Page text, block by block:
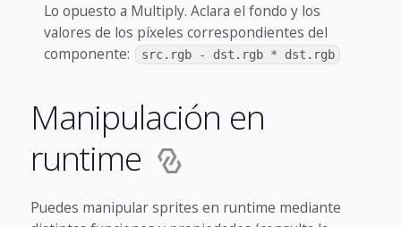
Lo opuesto a Multiply. Aclara el fondo y los
valores de los píxeles correspondientes del
componente:
src.rgb - dst.rgb * dst.rgb
Manipulación en
runtime
Puedes manipular sprites en runtime mediante